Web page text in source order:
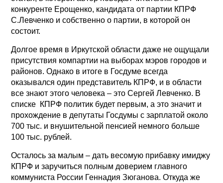
конкуренте Ерощенко, кандидата от партии КПРФ
С.Левченко и собственно о партии, в которой он
состоит.
Долгое время в Иркутской области даже не ощущали
присутствия компартии на выборах мэров городов и
районов. Однако в итоге в Госдуме всегда
оказывался один представитель КПРФ, и в области
все знают этого человека – это Сергей Левченко. В
списке КПРФ политик будет первым, а это значит и
прохождение в депутаты Госдумы с зарплатой около
700 тыс. и внушительной пенсией немного больше
100 тыс. рублей.
Осталось за малым – дать весомую прибавку имиджу
КПРФ и заручиться полным доверием главного
коммуниста России Геннадия Зюганова. Откуда же